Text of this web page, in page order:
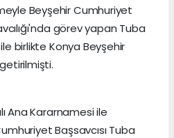
Beyşehir Cumhuriyet
görev yapan Tuba
birlikte Konya Beyşehir
getirilmişti.
Ana Kararnamesi ile
Başsavcısı Tuba